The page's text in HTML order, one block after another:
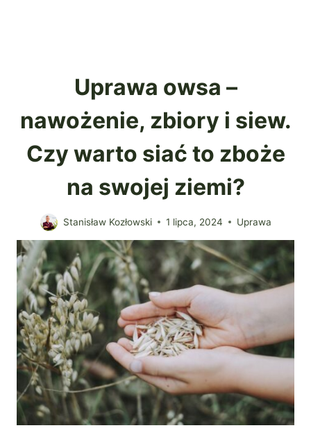
Uprawa owsa –
nawożenie, zbiory i siew.
Czy warto siać to zboże
na swojej ziemi?
Stanisław Kozłowski 1 lipca, 2024 Uprawa